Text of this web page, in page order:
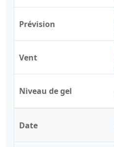
Prévision
Vent
Niveau de gel
Date